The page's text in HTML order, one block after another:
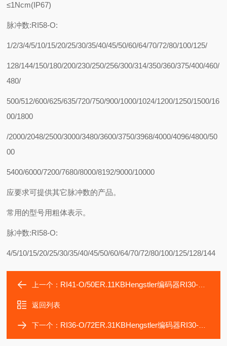
≤1Ncm(IP67)
脉冲数:RI58-O:
1/2/3/4/5/10/15/20/25/30/35/40/45/50/60/64/70/72/80/100/125/
128/144/150/180/200/230/250/256/300/314/350/360/375/400/460/
480/
500/512/600/625/635/720/750/900/1000/1024/1200/1250/1500/16
00/1800
/2000/2048/2500/3000/3480/3600/3750/3968/4000/4096/4800/50
00
5400/6000/7200/7680/8000/8192/9000/10000
应要求可提供其它脉冲数的产品。
常用的型号用粗体表示。
脉冲数:RI58-O:
4/5/10/15/20/25/30/35/40/45/50/60/64/70/72/80/100/125/128/144
上一个： RI41-O/50ER.11KBHengstler编码器RI30-O/10ES.34KN
返回列表
下一个： RI36-O/72ER.31KBHengstler编码器RI30-O/250ES.34KA